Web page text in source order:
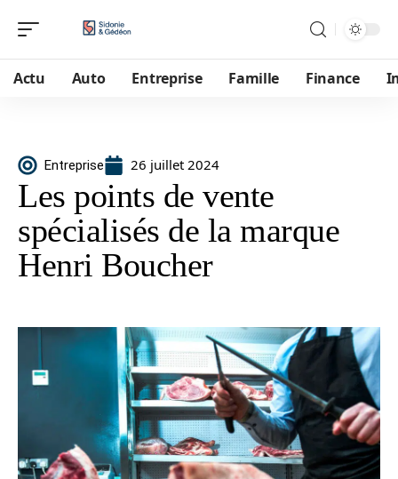
Actu Auto Entreprise Famille Finance
Entreprise 26 juillet 2024
Les points de vente
spécialisés de la marque
Henri Boucher